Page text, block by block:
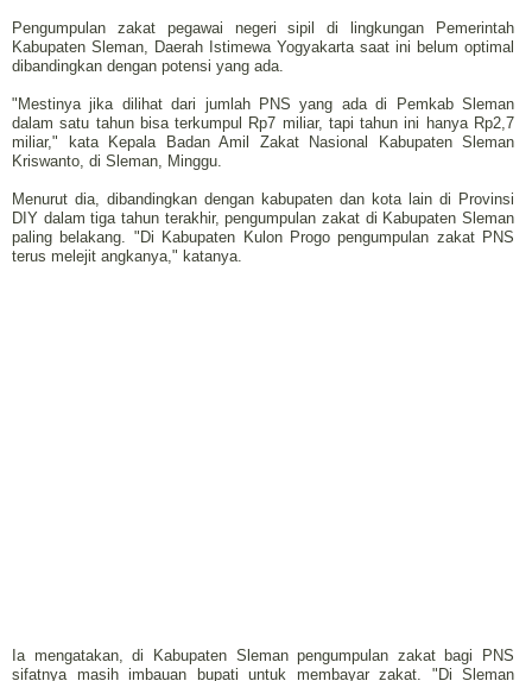
Pengumpulan zakat pegawai negeri sipil di lingkungan Pemerintah
Kabupaten Sleman, Daerah Istimewa Yogyakarta saat ini belum optimal
dibandingkan dengan potensi yang ada.
"Mestinya jika dilihat dari jumlah PNS yang ada di Pemkab Sleman
dalam satu tahun bisa terkumpul Rp7 miliar, tapi tahun ini hanya Rp2,7
miliar," kata Kepala Badan Amil Zakat Nasional Kabupaten Sleman
Kriswanto, di Sleman, Minggu.
Menurut dia, dibandingkan dengan kabupaten dan kota lain di Provinsi
DIY dalam tiga tahun terakhir, pengumpulan zakat di Kabupaten Sleman
paling belakang. "Di Kabupaten Kulon Progo pengumpulan zakat PNS
terus melejit angkanya," katanya.
Ia mengatakan, di Kabupaten Sleman pengumpulan zakat bagi PNS
sifatnya masih imbauan bupati untuk membayar zakat. "Di Sleman